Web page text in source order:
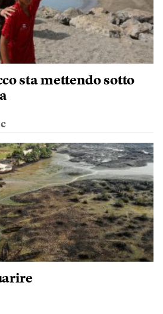
sta mettendo sotto